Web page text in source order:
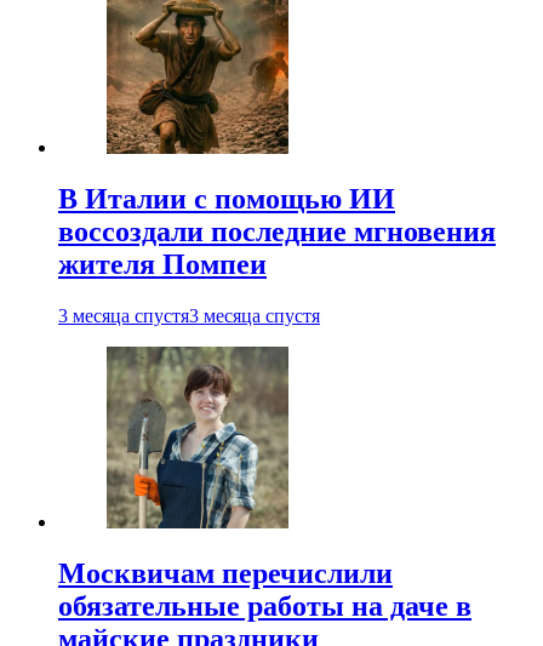
В Италии с помощью ИИ
воссоздали последние мгновения
жителя Помпеи
3 месяца спустя3 месяца спустя
Москвичам перечислили
обязательные работы на даче в
майские праздники